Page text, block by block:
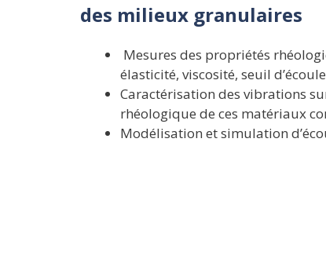
des milieux granulaires
Mesures des propriétés
élasticité, viscosité, seuil
Caractérisation des vibrations
rhéologique de ces matériaux
Modélisation et simulation